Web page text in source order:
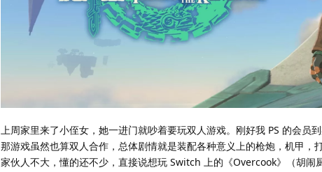
上周家里来了小侄女，她一进门就吵着要玩双人游戏。刚好我 PS 的会
那游戏虽然也算双人合作，总体剧情就是装配各种意义上的枪炮，机甲，
家伙人不大，懂的还不少，直接说想玩 Switch 上的《Overcook》（胡闹